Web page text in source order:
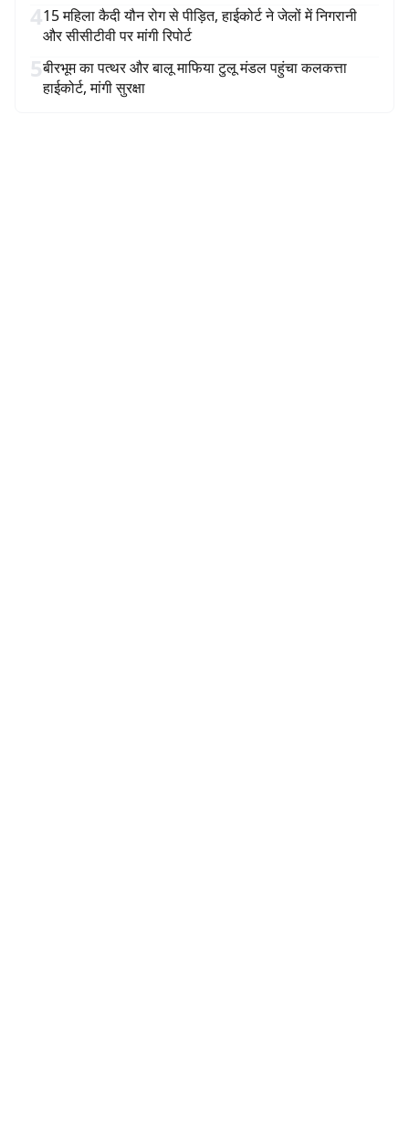
415 महिला कैदी यौन रोग से पीड़ित, हाईकोर्ट ने जेलों में निगरानी
और सीसीटीवी पर मांगी रिपोर्ट
5बीरभूम का पत्थर और बालू माफिया टुलू मंडल पहुंचा कलकत्ता
हाईकोर्ट, मांगी सुरक्षा